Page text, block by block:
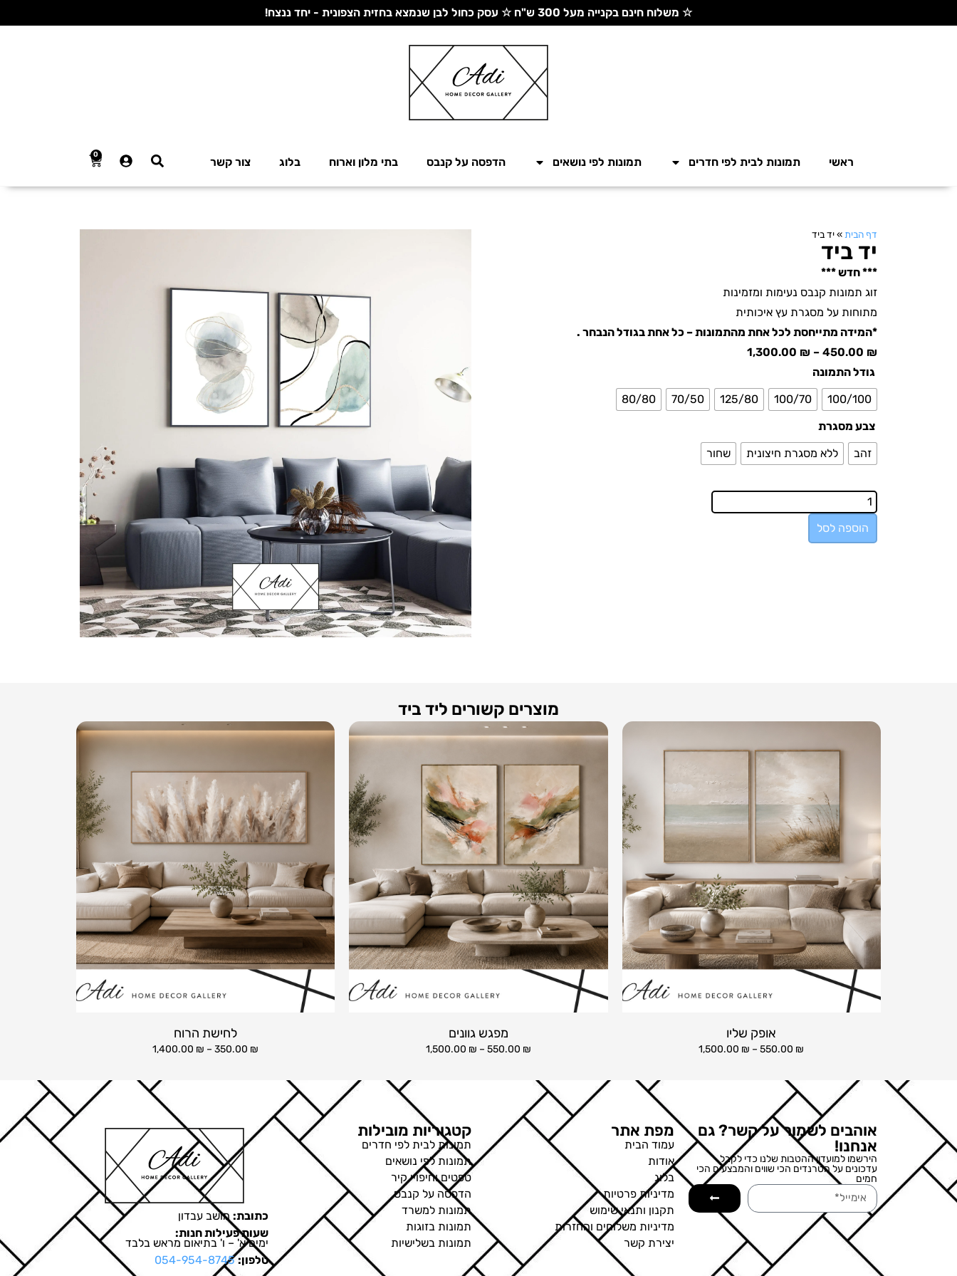
☆ משלוח חינם בקנייה מעל 300 ש"ח ☆ עסק כחול לבן שנמצא בחזית הצפונית - יחד ננצח!
ראשי תמונות לבית לפי חדרים תמונות לפי נושאים הדפסה על קנבס בתי מלון וארוח בלוג צור קשר
0
דף הבית »יד ביד
יד ביד
*** חדש ***
זוג תמונות קנבס נעימות ומזמינות
מתוחות על מסגרת עץ איכותית
*המידה מתייחסת לכל אחת מהתמונות – כל אחת בגודל הנבחר .
450.00 ₪
–
1,300.00 ₪
גודל התמונה
100/100
100/70
125/80
70/50
80/80
צבע מסגרת
זהב
ללא מסגרת חיצונית שחור
הוספה לסל
מוצרים קשורים ליד ביד
אופק שליו
550.00 ₪
–
1,500.00 ₪
מפגש גוונים
550.00 ₪
–
1,500.00 ₪
לחישת הרוח
350.00 ₪
–
1,400.00 ₪
אוהבים לשמור על קשר? גם
אנחנו!
הירשמו למועדון ההטבות שלנו כדי לקבל
עדכונים על הטרנדים הכי שווים והמבצעים הכי
חמים
מפת אתר
עמוד הבית
אודות
בלוג
מדיניות פרטיות
תקנון ותנאי שימוש
מדיניות משלוחים והחזרות
יצירת קשר
קטגוריות מובילות
תמונות לבית לפי חדרים
תמונות לפי נושאים
טפטים וחיפויי קיר
הדפסה על קנבס
תמונות למשרד
תמונות בזוגות
תמונות בשלישיות
כתובת: מושב עבדון
שעות פעילות חנות:
ימים א' – ו' בתיאום מראש בלבד
טלפון: 054-954-8745